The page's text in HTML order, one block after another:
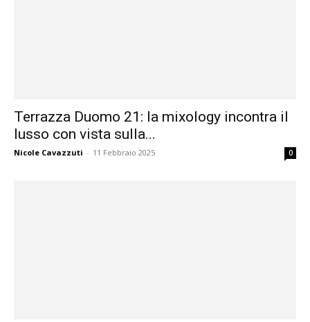
Terrazza Duomo 21: la mixology incontra il
lusso con vista sulla...
Nicole Cavazzuti - 11 Febbraio 2025 0